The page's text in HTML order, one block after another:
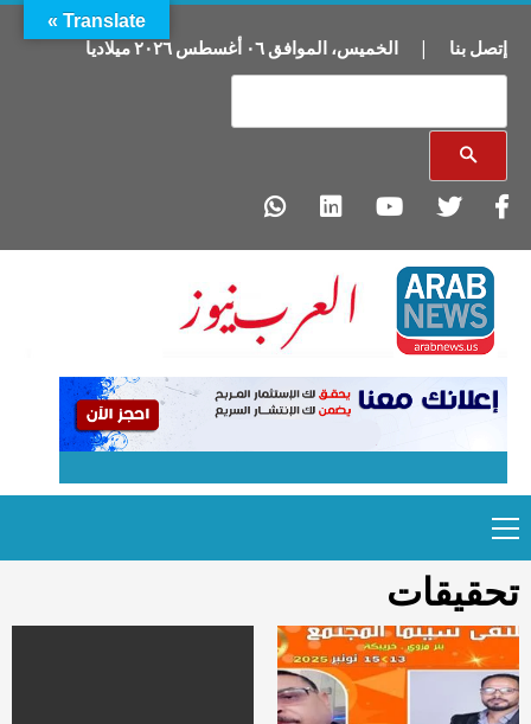
إتصل بنا | الخميس، الموافق٠٦ أغسطس ٢٠٢٦ميلاديا
to
content
Menu
تحقيقات
Translate »